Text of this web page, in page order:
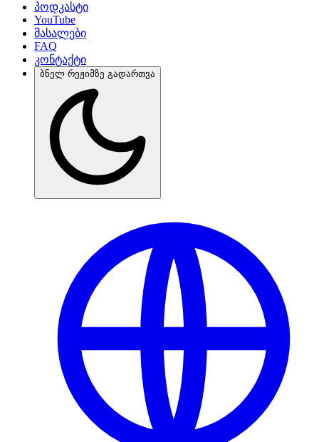
პოდკასტი
YouTube
მასალები
FAQ
კონტაქტი
ბნელ რეჟიმზე გადართვა